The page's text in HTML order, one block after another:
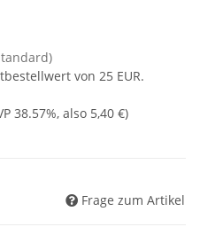
von 25 EUR.
38.57%, also 5,40 €)
Frage zum Artikel